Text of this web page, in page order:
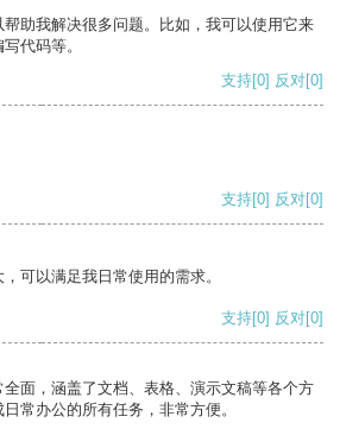
助我解决很多问题。比如，我可以使用它来
代码等。
支持[0] 反对[0]
支持[0] 反对[0]
可以满足我日常使用的需求。
支持[0] 反对[0]
面，涵盖了文档、表格、演示文稿等各个方
常办公的所有任务，非常方便。